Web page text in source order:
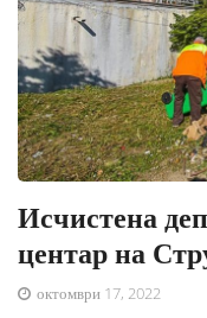
Исчистена
центар на
октомври 17, 2022